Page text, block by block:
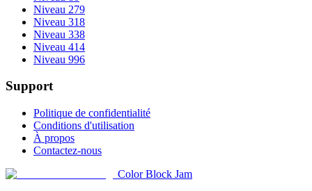
Niveau 279
Niveau 318
Niveau 338
Niveau 414
Niveau 996
Support
Politique de confidentialité
Conditions d'utilisation
À propos
Contactez-nous
Color Block Jam